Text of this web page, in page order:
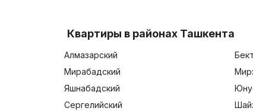
Квартиры в районах Ташкента
Алмазарский
Мирабадский
Яшнабадский
Сергелийский